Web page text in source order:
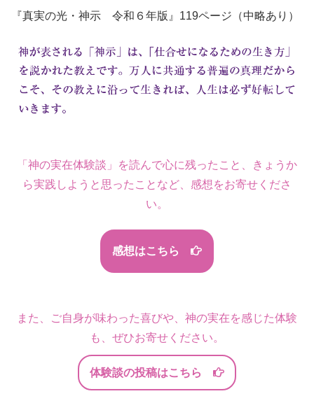
『真実の光・神示 令和６年版』119ページ（中略あり）
「神の実在体験談」を読んで心に残ったこと、きょうか
ら実践しようと思ったことなど、感想をお寄せくださ
い。
感想はこちら
また、ご自身が味わった喜びや、神の実在を感じた体験
も、ぜひお寄せください。
体験談の投稿はこちら